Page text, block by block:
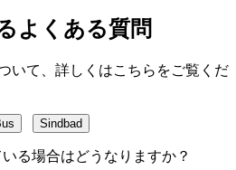
よくある質問
いて、詳しくはこちらをご覧くだ
Sindbad
る場合はどうなりますか？